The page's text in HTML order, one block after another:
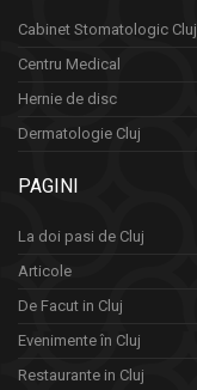
Cabinet Stomatologic Cluj
Centru Medical
Hernie de disc
Dermatologie Cluj
PAGINI
La doi pasi de Cluj
Articole
De Facut in Cluj
Evenimente în Cluj
Restaurante in Cluj